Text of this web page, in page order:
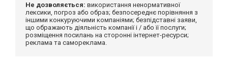
Не дозволяється: використання ненормативної
лексики, погроз або образ; безпосереднє порівняння з
іншими конкуруючими компаніями; безпідставні заяви,
що ображають діяльність компанії і / або її послуги;
розміщення посилань на сторонні інтернет-ресурси;
реклама та самореклама.